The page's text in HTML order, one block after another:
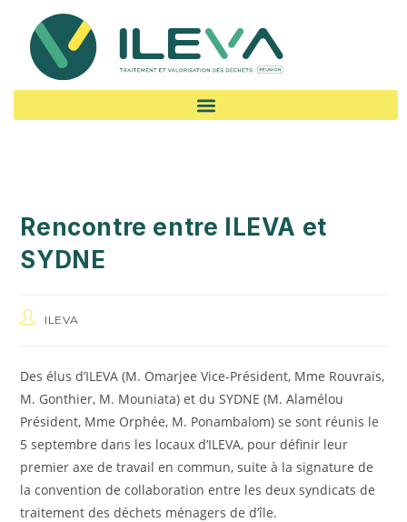
Rencontre entre ILEVA et
SYDNE
ILEVA
Des élus d’ILEVA (M. Omarjee Vice-Président, Mme Rouvrais,
M. Gonthier, M. Mouniata) et du SYDNE (M. Alamélou
Président, Mme Orphée, M. Ponambalom) se sont réunis le
5 septembre dans les locaux d’ILEVA, pour définir leur
premier axe de travail en commun, suite à la signature de
la convention de collaboration entre les deux syndicats de
traitement des déchets ménagers de d’île.